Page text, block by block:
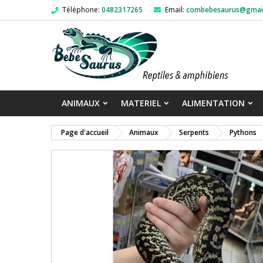
Téléphone: 0482317265 Email:
ANIMAUX MATERIEL ALIMENTATION
Page d'accueil Animaux Serpents Pythons